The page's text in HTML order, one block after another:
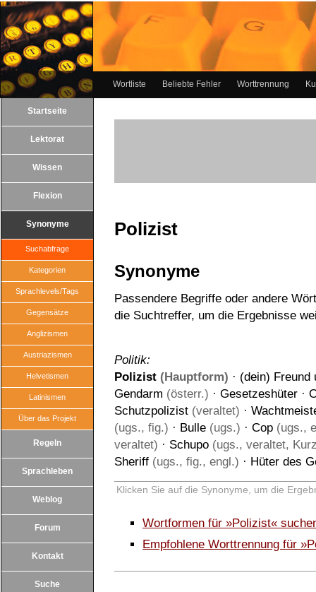
Wortliste Beliebte Fehler Worttrennung
Startseite
Lektorat
Wissen
Flexion
Synonyme
Suchabfrage
Kategorien
Sprachlevels/Tags
Gegensätze
Anglizismen
Austriazismen
Helvetismen
Latinismen
Über das Projekt
Regeln
Sprachleben
Weblog
Forum
Kontakt
Suche
Polizist
Synonyme
Passendere Begriffe oder andere
die Suchtreffer, um die Ergebnisse
Politik:
Polizist (Hauptform) · (dein) Freund
Gendarm (österr.) · Gesetzeshüter ·
Schutzpolizist (veraltet) ·
(ugs., fig.) · Bulle (ugs.) · Cop (ugs.,
veraltet) · Schupo (ugs., veraltet,
Sheriff (ugs., fig., engl.) · Hüter des
Klicken Sie auf die Synonyme, um die
Wortformen für »Polizist«
Empfohlene Worttrennung für